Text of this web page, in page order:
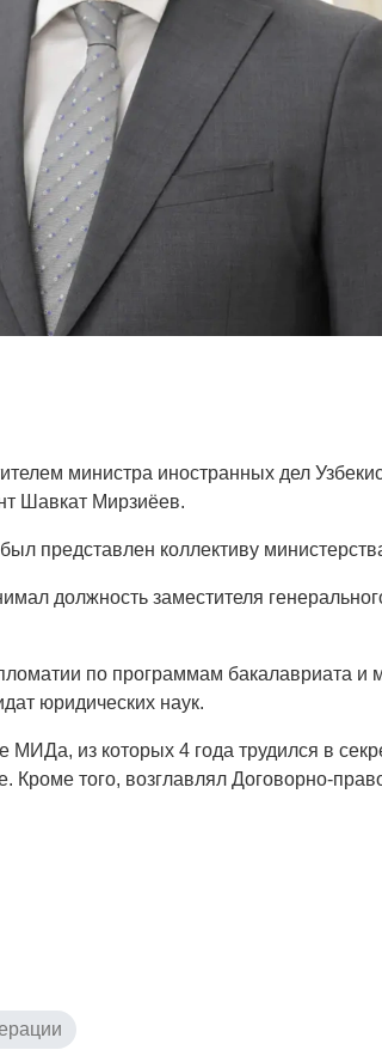
министра иностранных дел
Шавкат Мирзиёев.
представлен коллективу
должность заместителя
по программам бакалавриата и
юридических наук.
из которых 4 года трудился в
Кроме того, возглавлял Договорно-